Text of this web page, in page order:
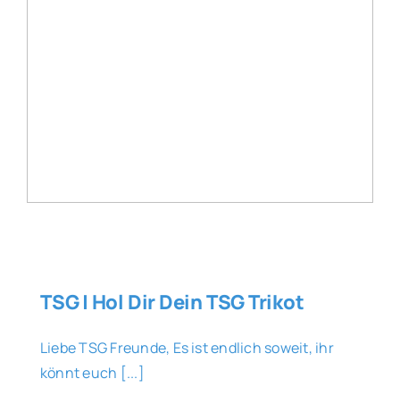
TSG | Hol Dir Dein TSG Trikot
Liebe TSG Freunde, Es ist endlich soweit, ihr
könnt euch [...]